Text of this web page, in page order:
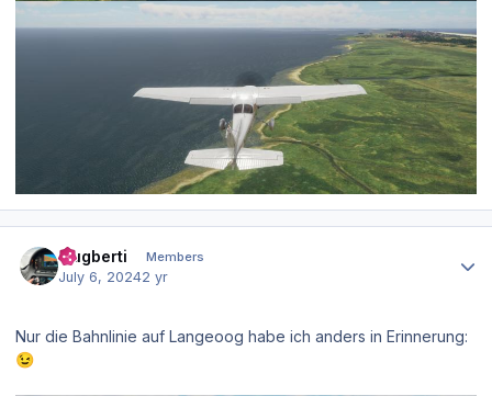
Flugberti Members
July 6, 20242 yr
Nur die Bahnlinie auf Langeoog habe ich anders in Erinnerung:
😉